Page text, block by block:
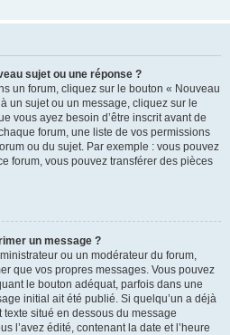
sujet ou une réponse ?
un forum, cliquez sur le bouton « Nouveau
un sujet ou un message, cliquez sur le
vous ayez besoin d’être inscrit avant de
forum, une liste de vos permissions
ou du sujet. Par exemple : vous pouvez
forum, vous pouvez transférer des pièces
un message ?
ou un modérateur du forum,
que vos propres messages. Vous pouvez
le bouton adéquat, parfois dans une
initial ait été publié. Si quelqu’un a déjà
situé en dessous du message
l’avez édité, contenant la date et l’heure